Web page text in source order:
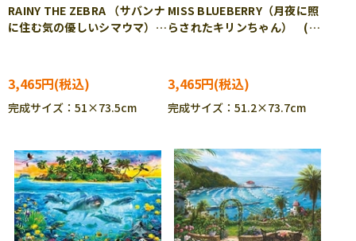
RAINY THE ZEBRA （サバンナ
に住む気の優しいシマウマ）
622
3,465円
完成サイズ：51×73.5cm
MISS BLUEBERRY（月夜に照
らされたキリンちゃん） (サ
3,465円
完成サイズ：51.2×73.7cm